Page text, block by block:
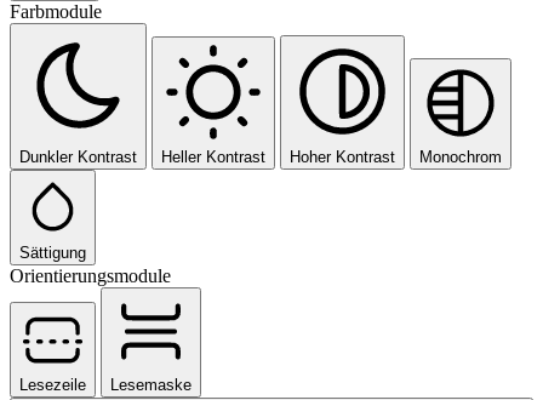
Farbmodule
Dunkler Kontrast Heller Kontrast Hoher Kontrast Monochrom
Sättigung
Orientierungsmodule
Lesezeile
Lesemaske